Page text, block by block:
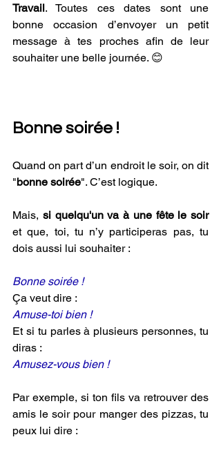
Travail. Toutes ces dates sont une
bonne occasion d’envoyer un petit
message à tes proches afin de leur
souhaiter une belle journée. 😊
Bonne soirée !
Quand on part d’un endroit le soir, on dit
"bonne soirée". C’est logique.
Mais,
si quelqu'un va à une fête le soir
et que, toi, tu n’y participeras pas, tu
dois aussi lui souhaiter :
Bonne soirée !
Ça veut dire :
Amuse-toi bien !
Et si tu parles à plusieurs personnes, tu
diras :
Amusez-vous bien !
Par exemple, si ton fils va retrouver des
amis le soir pour manger des pizzas, tu
peux lui dire :